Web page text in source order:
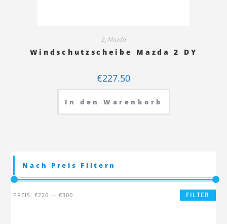
2, Mazda
Windschutzscheibe Mazda 2 DY
€227.50
In den Warenkorb
Nach Preis Filtern
Min.
Max.
FILTER
PREIS:€220 —€300